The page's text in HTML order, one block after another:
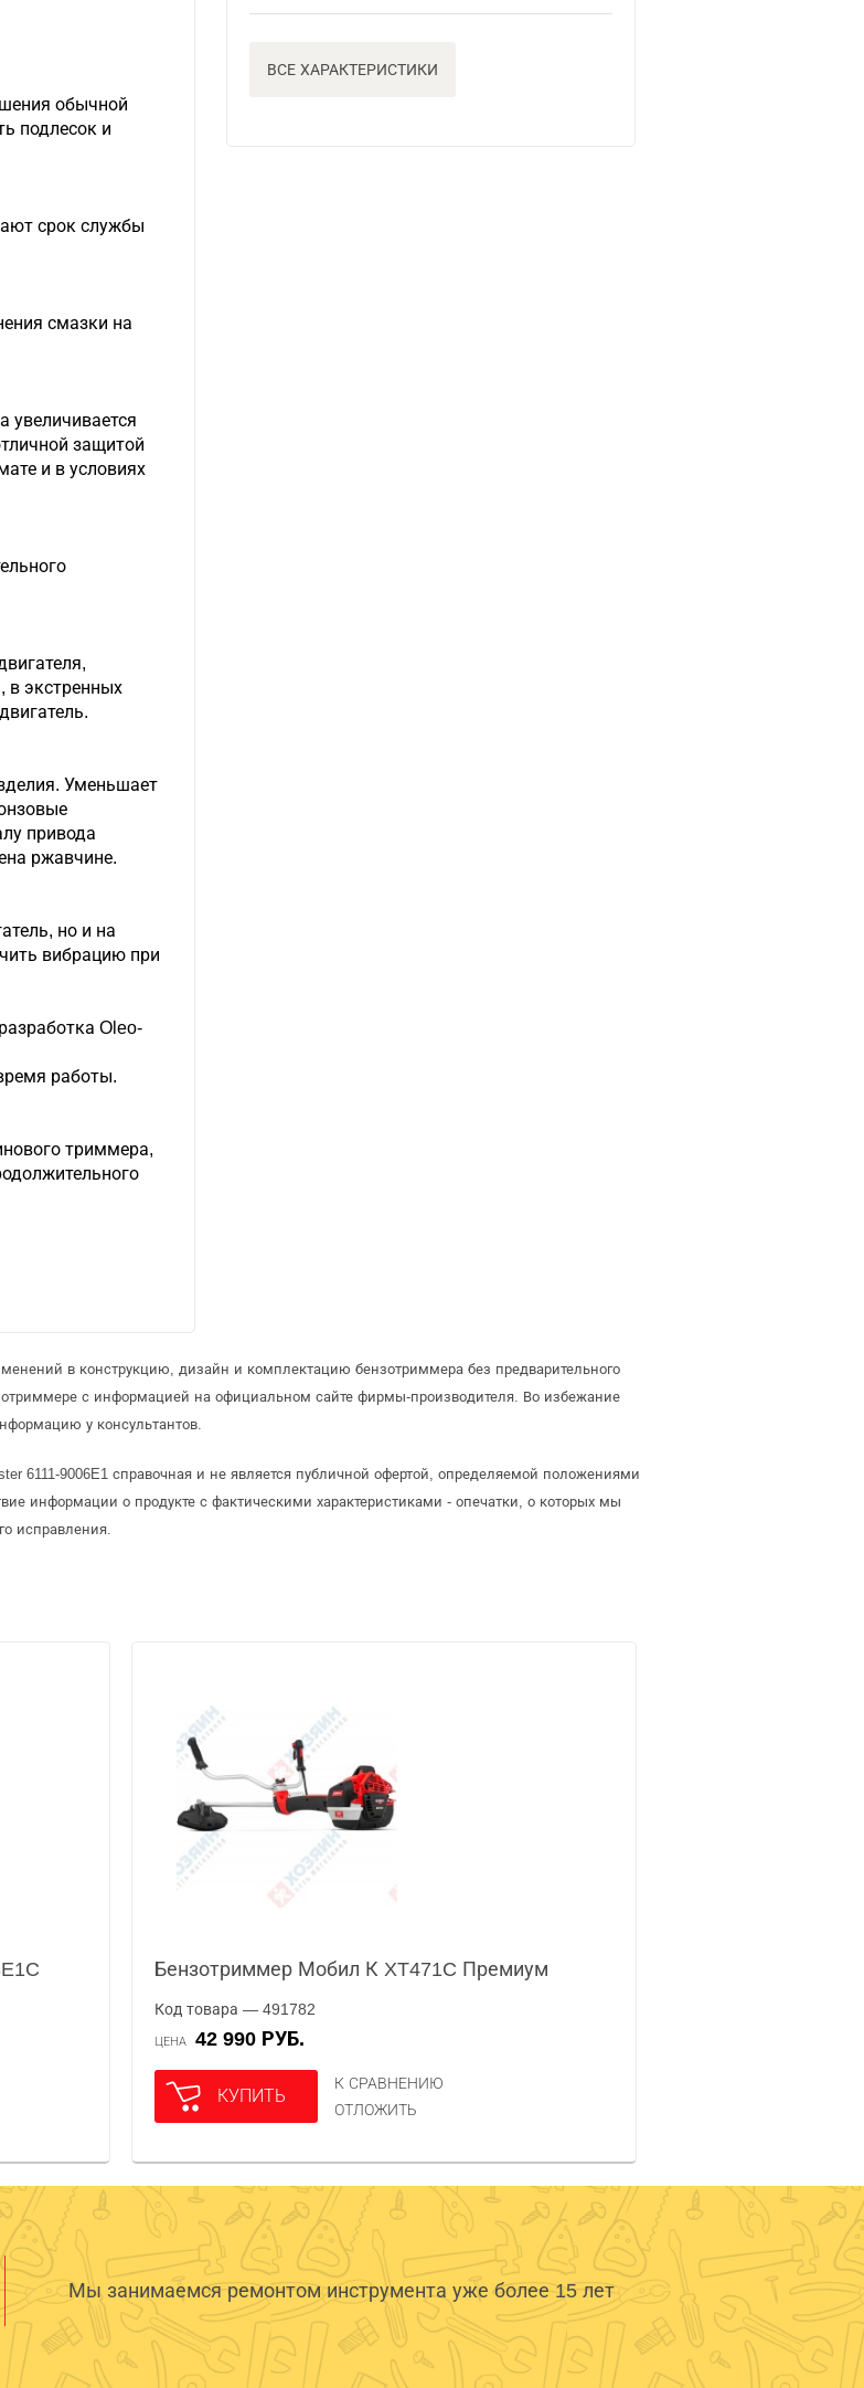
ВСЕ ХАРАКТЕРИСТИКИ
обычной
подлесок и
срок службы
смазки на
увеличивается
защитой
и в условиях
в экстренных
Уменьшает
привода
ржавчине.
но и на
вибрацию при
Oleo-
работы.
триммера,
в конструкцию, дизайн и комплектацию бензотриммера без предварительного
с информацией на официальном сайте фирмы-производителя. Во избежание
у консультантов.
6111-9006E1 справочная и не является публичной офертой, определяемой положениями
информации о продукте с фактическими характеристиками - опечатки, о которых мы
исправления.
Бензотриммер Мобил К XT471C Премиум
Код товара — 491782
ЦЕНА 42 990 РУБ.
КУПИТЬ
К СРАВНЕНИЮ
ОТЛОЖИТЬ
Мы занимаемся ремонтом инструмента уже более 15 лет